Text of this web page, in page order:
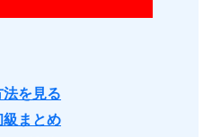
法を見る
級まとめ